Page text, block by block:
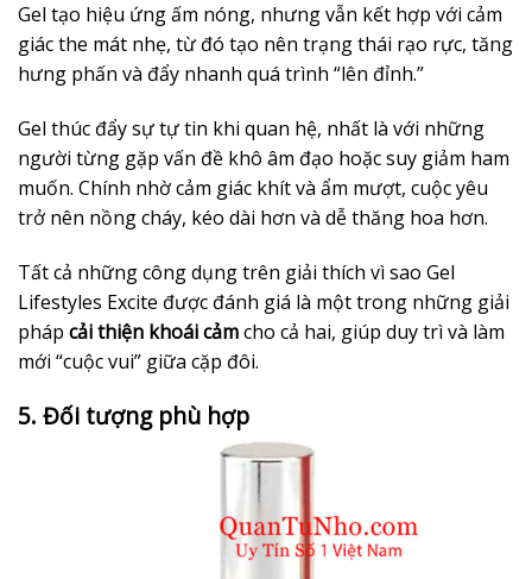
Gel tạo hiệu ứng ấm nóng, nhưng vẫn kết hợp với cảm
giác the mát nhẹ, từ đó tạo nên trạng thái rạo rực, tăng
hưng phấn và đẩy nhanh quá trình “lên đỉnh.”
Gel thúc đẩy sự tự tin khi quan hệ, nhất là với những
người từng gặp vấn đề khô âm đạo hoặc suy giảm ham
muốn. Chính nhờ cảm giác khít và ẩm mượt, cuộc yêu
trở nên nồng cháy, kéo dài hơn và dễ thăng hoa hơn.
Tất cả những công dụng trên giải thích vì sao Gel
Lifestyles Excite được đánh giá là một trong những giải
pháp cải thiện khoái cảmcho cả hai, giúp duy trì và làm
mới “cuộc vui” giữa cặp đôi.
5. Đối tượng phù hợp